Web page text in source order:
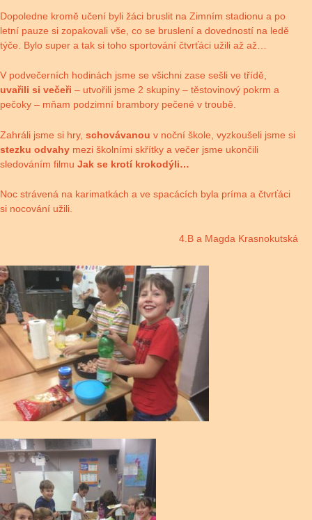
Dopoledne kromě učení byli žáci bruslit na Zimním stadionu a po
letní pauze si zopakovali vše, co se bruslení a dovedností na ledě
týče. Bylo super a tak si toho sportování čtvrťáci užili až až…
V podvečerních hodinách jsme se všichni zase sešli ve třídě,
uvařili si večeři – utvořili jsme 2 skupiny – těstovinový pokrm a
pečoky – mňam podzimní brambory pečené v troubě.
Zahráli jsme si hry, schovávanou v noční škole, vyzkoušeli jsme si
stezku odvahy mezi školními skřítky a večer jsme ukončili
sledováním filmu Jak se krotí krokodýli…
Noc strávená na karimatkách a ve spacácích byla príma a čtvrťáci
si nocování užili.
4.B a Magda Krasnokutská